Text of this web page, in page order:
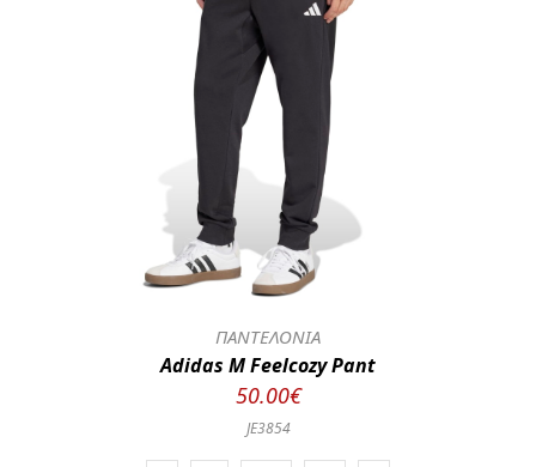
ΠΑΝΤΕΛΟΝΙΑ
Adidas M Feelcozy Pant
50.00€
JE3854